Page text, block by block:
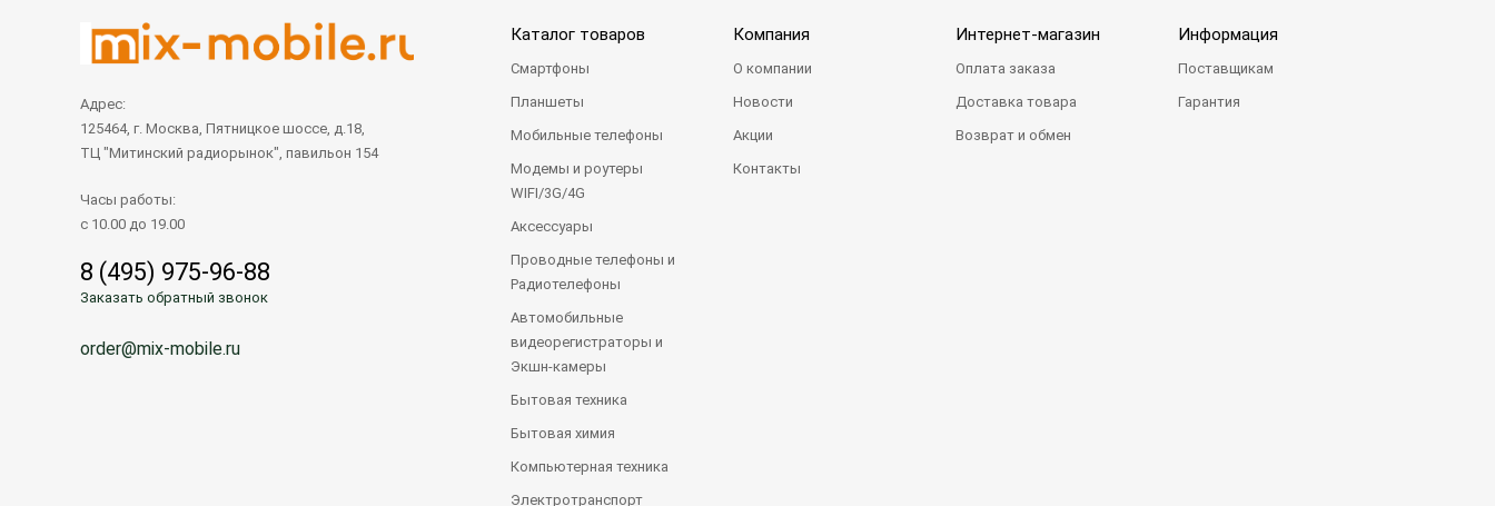
Адрес:
125464, г. Москва, Пятницкое шоссе, д.18,
ТЦ "Митинский радиорынок", павильон 154
Часы работы:
с 10.00 до 19.00
8 (495) 975-96-88
Заказать обратный звонок
order@mix-mobile.ru
Каталог товаров
Смартфоны
Планшеты
Мобильные телефоны
Модемы и роутеры
WIFI/3G/4G
Аксессуары
Проводные телефоны и
Радиотелефоны
Автомобильные
видеорегистраторы и
Экшн-камеры
Бытовая техника
Бытовая химия
Компьютерная техника
Электротранспорт
Компания
О компании
Новости
Акции
Контакты
Интернет-магазин
Оплата заказа
Доставка товара
Возврат и обмен
Информация
Поставщикам
Гарантия